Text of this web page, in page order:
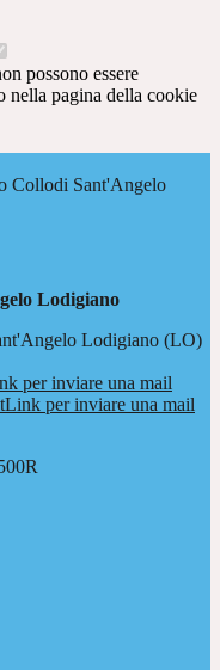
possono essere
nella pagina della cookie
Collodi Sant'Angelo
Lodigiano
Lodigiano (LO)
per inviare una mail
Link per inviare una mail